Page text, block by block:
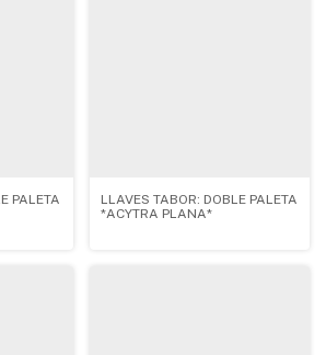
PALETA
LLAVES TABOR: DOBLE PALETA
*ACYTRA PLANA*